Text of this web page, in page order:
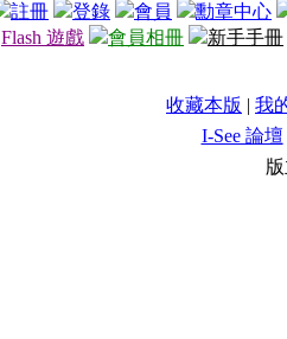
註冊 登錄 會員
勳章中心
Flash 遊戲
會員相冊 新手手冊
收藏本版 | 我
I-See 論壇